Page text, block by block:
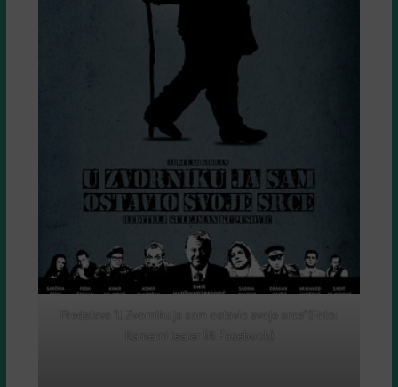
Predstava “U Zvorniku ja sam ostavio svoje srce” (Foto:
Kamerni teatar 55 Facebook)